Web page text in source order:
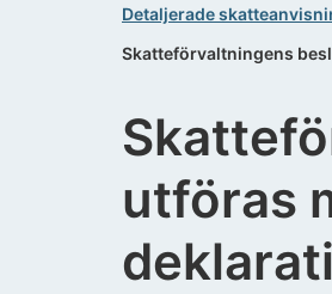
Detaljerade
Skatteförvaltningens
utföras